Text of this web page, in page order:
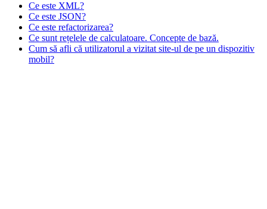
Ce este XML?
Ce este JSON?
Ce este refactorizarea?
Ce sunt rețelele de calculatoare. Concepte de bază.
Cum să afli că utilizatorul a vizitat site-ul de pe un dispozitiv
mobil?